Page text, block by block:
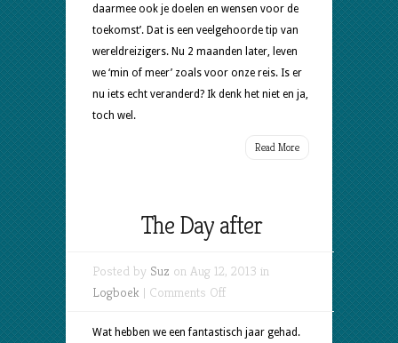
daarmee ook je doelen en wensen voor de
toekomst’. Dat is een veelgehoorde tip van
wereldreizigers. Nu 2 maanden later, leven
we ‘min of meer’ zoals voor onze reis. Is er
nu iets echt veranderd? Ik denk het niet en ja,
toch wel.
Read More
The Day after
Posted by Suz on Aug 12, 2013 in
Logboek | Comments Offon
Day
Wat hebben we een fantastisch jaar gehad.